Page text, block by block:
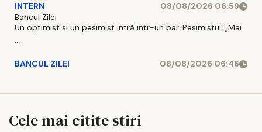
INTERN
08/08/2026 06:59
Bancul Zilei
Un optimist si un pesimist intră intr-un bar. Pesimistul: „Mai
...
BANCUL ZILEI 08/08/2026 06:46
Cele mai citite stiri